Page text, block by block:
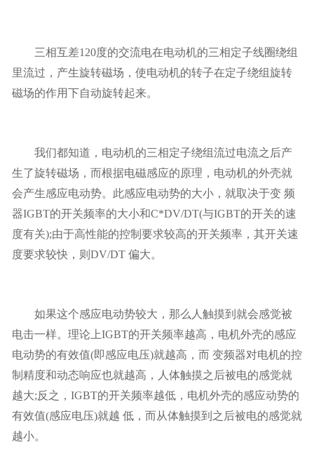
三相互差120度的交流电在电动机的三相定子线圈绕组
里流过，产生旋转磁场，使电动机的转子在定子绕组旋转
磁场的作用下自动旋转起来。
我们都知道，电动机的三相定子绕组流过电流之后产
生了旋转磁场，而根据电磁感应的原理，电动机的外壳就
会产生感应电动势。此感应电动势的大小，就取决于变 频
器IGBT的开关频率的大小和C*DV/DT(与IGBT的开关的速
度有关);由于高性能的控制要求较高的开关频率，其开关速
度要求较快，则DV/DT 偏大。
如果这个感应电动势较大，那么人触摸到就会感觉被
电击一样。理论上IGBT的开关频率越高，电机外壳的感应
电动势的有效值(即感应电压)就越高，而 变频器对电机的控
制精度和动态响应也就越高，人体触摸之后被电的感觉就
越大;反之，IGBT的开关频率越低，电机外壳的感应动势的
有效值(感应电压)就越 低，而从体触摸到之后被电的感觉就
越小。